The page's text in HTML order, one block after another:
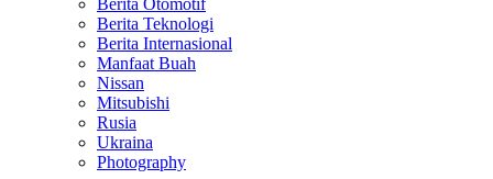
Berita Otomotif
Berita Teknologi
Berita Internasional
Manfaat Buah
Nissan
Mitsubishi
Rusia
Ukraina
Photography